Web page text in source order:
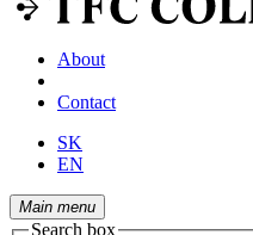
About
Contact
SK
EN
Main menu
Search box